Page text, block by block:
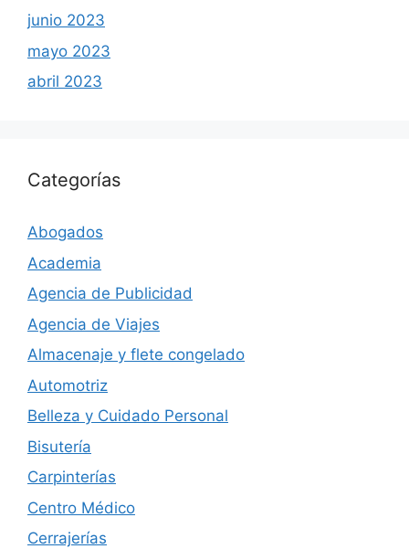
junio 2023
mayo 2023
abril 2023
Categorías
Abogados
Academia
Agencia de Publicidad
Agencia de Viajes
Almacenaje y flete congelado
Automotriz
Belleza y Cuidado Personal
Bisutería
Carpinterías
Centro Médico
Cerrajerías